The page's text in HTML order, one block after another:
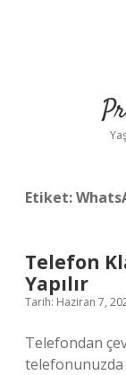
Etiket:
Telefon
Yapılır
Tarih: Haziran 7,
Telefondan
telefonunuzda